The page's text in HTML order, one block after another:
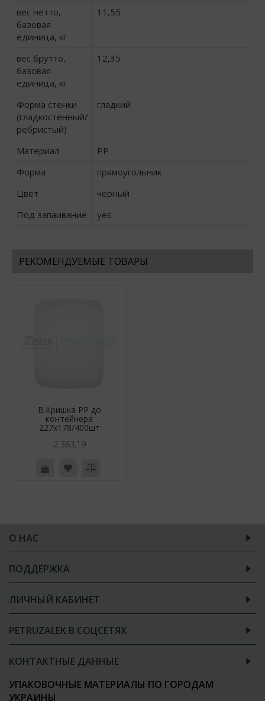
вес нетто,
базовая
единица, кг
11,55
вес брутто,
базовая
единица, кг
12,35
Форма стенки
(гладкостенный/
ребристый)
гладкий
Материал
PP
Форма
прямоугольник
Цвет
чёрный
Под запаивание
yes
РЕКОМЕНДУЕМЫЕ ТОВАРЫ
В.Кришка РР до
контейнера
227х178/400шт
2 383,19
О НАС
ПОДДЕРЖКА
ЛИЧНЫЙ КАБИНЕТ
PETRUZALEK В СОЦСЕТЯХ
КОНТАКТНЫЕ ДАННЫЕ
УПАКОВОЧНЫЕ МАТЕРИАЛЫ ПО ГОРОДАМ
УКРАИНЫ